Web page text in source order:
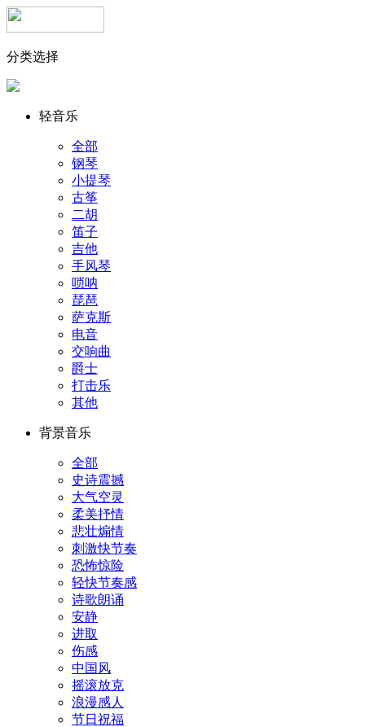
分类选择
轻音乐
全部
钢琴
小提琴
古筝
二胡
笛子
吉他
手风琴
唢呐
琵琶
萨克斯
电音
交响曲
爵士
打击乐
其他
背景音乐
全部
史诗震撼
大气空灵
柔美抒情
悲壮煽情
刺激快节奏
恐怖惊险
轻快节奏感
诗歌朗诵
安静
进取
伤感
中国风
摇滚放克
浪漫感人
节日祝福